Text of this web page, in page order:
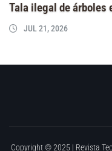
Tala ilegal de árboles
JUL 21, 2026
Copyright © 2025 | Revista